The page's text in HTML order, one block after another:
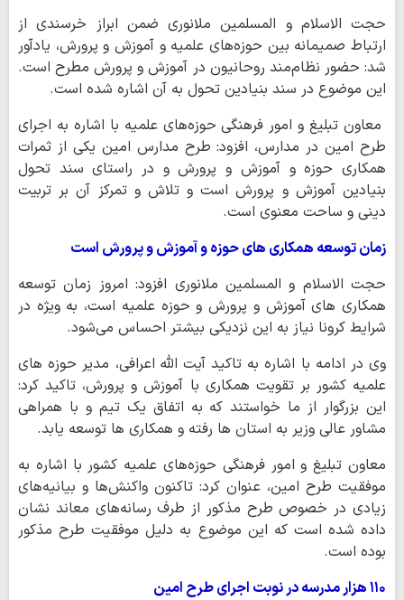
حجت الاسلام و المسلمین ملانوری‌ ضمن ابراز خرسندی از
ارتباط صمیمانه بین حوزه‌های علمیه و آموزش‌ و پرورش، یادآور
شد: حضور نظام‌مند روحانیون در آموزش و پرورش مطرح است.
این موضوع در سند بنیادین‌ تحول به آن اشاره شده است.
معاون تبلیغ و امور فرهنگی‌ حوزه‌های علمیه با اشاره به اجرای
طرح امین در مدارس، افزود: طرح مدارس امین یکی از ثمرات
همکاری حوزه و آموزش و پرورش و در راستای سند تحول
بنیادین آموزش و پرورش است و تلاش و تمرکز آن بر تربیت
دینی و ساحت معنوی است.
زمان توسعه همکاری های حوزه و آموزش و پرورش است
حجت الاسلام و المسلمین ملانوری‌ افزود: امروز زمان توسعه
همکاری های آموزش و پرورش و حوزه علمیه است، به ویژه در
شرایط کرونا نیاز به این نزدیکی بیشتر احساس می‌شود.
وی در ادامه با اشاره به تاکید آیت الله اعرافی، مدیر حوزه های
علمیه کشور بر تقویت همکاری با آموزش و پرورش، تاکید کرد:
این بزرگوار از ما خواستند که به اتفاق یک تیم و با همراهی
مشاور عالی وزیر به استان ها رفته و همکاری ها توسعه یابد.
معاون تبلیغ و امور فرهنگی حوزه‌های علمیه کشور با اشاره به
موفقیت طرح امین، عنوان کرد: تاکنون واکنش‌ها و بیانیه‌های
زیادی در خصوص طرح مذکور از طرف رسانه‌های‌ معاند نشان
داده شده است که این موضوع به دلیل موفقیت طرح مذکور
بوده است.
۱۱۰ هزار مدرسه در نوبت اجرای طرح امین